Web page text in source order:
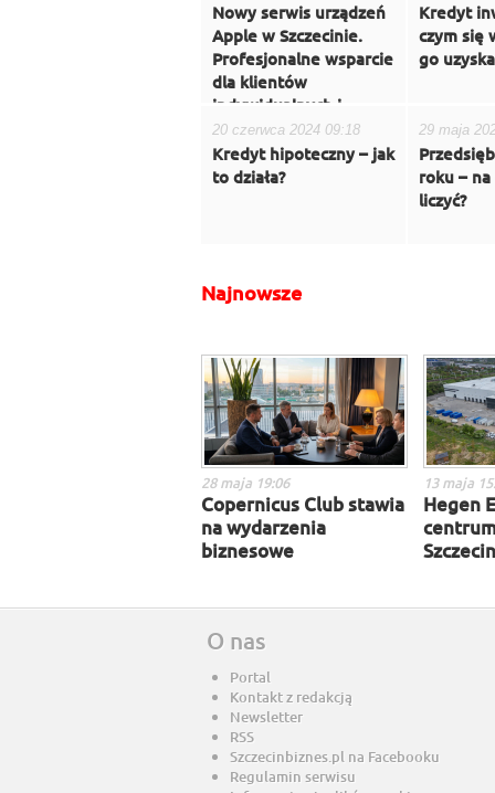
Nowy serwis urządzeń
Apple w Szczecinie.
Profesjonalne wsparcie
dla klientów
indywidualnych i
biznesu
Kredyt
czym się
go
20 czerwca 2024 09:18
Kredyt hipoteczny – jak
to działa?
29 maja
roku –
liczyć?
Najnowsze
28 maja 19:06
Copernicus Club stawia
na wydarzenia
biznesowe
13 maja
Hegen
O nas
Portal
Kontakt z redakcją
Newsletter
RSS
Szczecinbiznes.pl na Facebooku
Regulamin serwisu